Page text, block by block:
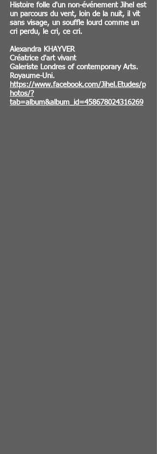
Histoire folle d'un non-événement Jihel est
un parcours du vent, loin de la nuit, il vit
sans visage, un souffle lourd comme un
cri perdu, le cri, ce cri.
Alexandra KHAYVER
Créatrice d'art vivant
Galeriste Londres of contemporary Arts.
Royaume-Uni.
https://www.facebook.com/Jihel.Etudes/p
hotos/?
tab=album&album_id=458678024316269